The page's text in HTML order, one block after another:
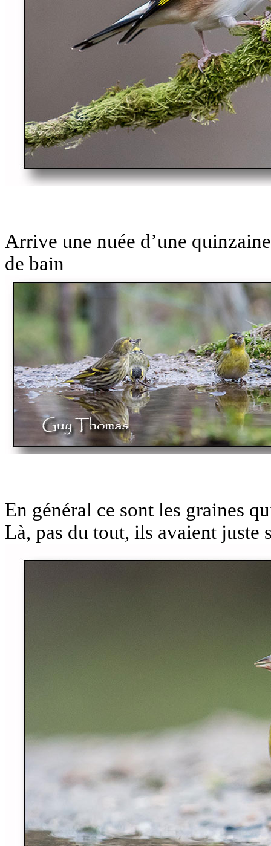
Arrive une nuée d’une
de bain
En général ce sont les graines
Là, pas du tout, ils avaient juste